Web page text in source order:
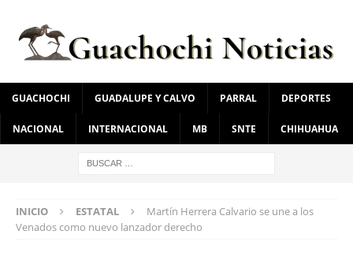
GUACHOCHI GUADALUPE Y CALVO PARRAL DEPORTES
NACIONAL INTERNACIONAL MB SNTE CHIHUAHUA
INICIO ESTATAL
Martín Herrera Calvario se une a los
Venados como nuevo lanzador derecho